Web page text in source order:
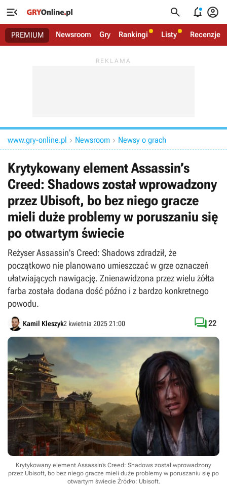
   
PREMIUM Newsroom Gry Rankingi Listy Recenzje
www.gry-online.pl  Newsroom  Newsy o grach
Krytykowany element Assassin’s
Creed: Shadows został wprowadzony
przez Ubisoft, bo bez niego gracze
mieli duże problemy w poruszaniu się
po otwartym świecie
Reżyser Assassin's Creed: Shadows zdradził, że
początkowo nie planowano umieszczać w grze oznaczeń
ułatwiających nawigację. Znienawidzona przez wielu żółta
farba została dodana dość późno i z bardzo konkretnego
powodu.
Kamil Kleszyk2 kwietnia 2025 21:00 22
Krytykowany element Assassin’s Creed: Shadows został wprowadzony
przez Ubisoft, bo bez niego gracze mieli duże problemy w poruszaniu się po
otwartym świecie Źródło: Ubisoft.